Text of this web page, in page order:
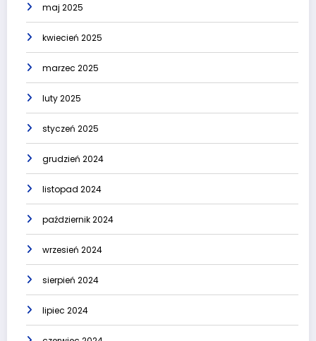
maj 2025
kwiecień 2025
marzec 2025
luty 2025
styczeń 2025
grudzień 2024
listopad 2024
październik 2024
wrzesień 2024
sierpień 2024
lipiec 2024